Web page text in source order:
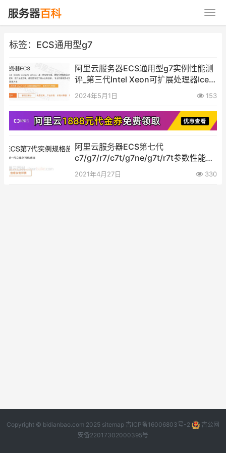
标签：ECS通用型g7
阿里云服务器ECS通用型g7实例性能测
评_第三代Intel Xeon可扩展处理器Ice
Lake
2024年5月1日 153
阿里云服务器ECS第七代
c7/g7/r7/c7t/g7ne/g7t/r7t参数性能优
势详解
2021年4月27日 330
Copyright © bidianbao.com 2025 sitemap 吉ICP备16006803号-2
吉公网
安备22017302000395号